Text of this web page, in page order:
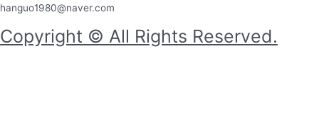
hanguo1980@naver.com
Copyright © All Rights Reserved.